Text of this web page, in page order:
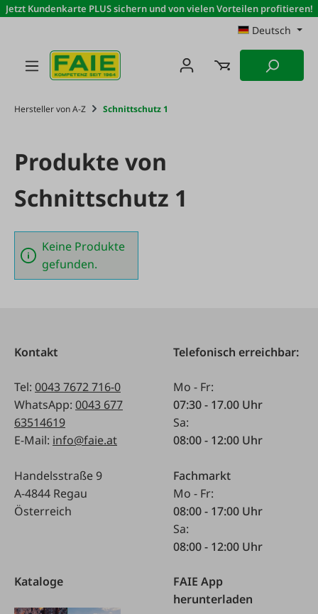
Zum Hauptinhalt springen
Jetzt Kundenkarte PLUS sichern und von vielen Vorteilen profitieren!
Deutsch
Hersteller von A-Z Schnittschutz 1
Produkte von
Schnittschutz 1
Keine Produkte
gefunden.
Kontakt
Tel: 0043 7672 716-0
WhatsApp: 0043 677
63514619
E-Mail: info@faie.at
Handelsstraße 9
A-4844 Regau
Österreich
Telefonisch erreichbar:
Mo - Fr:
07:30 - 17.00 Uhr
Sa:
08:00 - 12:00 Uhr
Fachmarkt
Mo - Fr:
08:00 - 17:00 Uhr
Sa:
08:00 - 12:00 Uhr
Kataloge
FAIE App
herunterladen